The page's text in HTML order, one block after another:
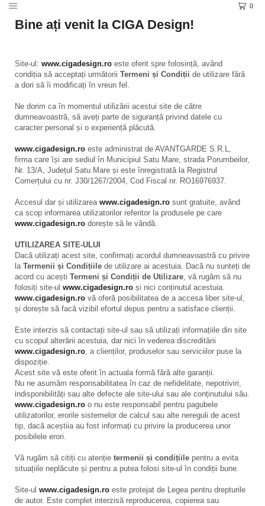
0
Bine ați venit la CIGA Design!
Site-ul: www.cigadesign.ro este oferit spre folosință, având
condiția să acceptați următorii Termeni și Condiții de utilizare fără
a dori să îi modificați în vreun fel.
Ne dorim ca în momentul utilizării acestui site de către
dumneavoastră, să aveți parte de siguranță privind datele cu
caracter personal și o experiență plăcută.
www.cigadesign.ro este administrat de AVANTGARDE S.R.L,
firma care își are sediul în Municipiul Satu Mare, strada Porumbeilor,
Nr. 13/A, Județul Satu Mare și este înregistrată la Registrul
Comerțului cu nr. J30/1267/2004, Cod Fiscal nr. RO16976937.
Accesul dar și utilizarea www.cigadesign.ro sunt gratuite, având
ca scop informarea utilizatorilor referitor la produsele pe care
www.cigadesign.ro dorește să le vândă.
UTILIZAREA SITE-ULUI
Dacă utilizați acest site, confirmați acordul dumneavoastră cu privire
la Termenii și Condițiile de utilizare ai acestuia. Dacă nu sunteți de
acord cu acești Termeni și Condiții de Utilizare, vă rugăm să nu
folosiți site-ul www.cigadesign.ro și nici conținutul acestuia.
www.cigadesign.ro vă oferă posibilitatea de a accesa liber site-ul,
și dorește să facă vizibil efortul depus pentru a satisface clienții.
Este interzis să contactați site-ul sau să utilizați informațiile din site
cu scopul alterării acestuia, dar nici în vederea discreditării
www.cigadesign.ro, a clienților, produselor sau serviciilor puse la
dispoziție.
Acest site vă este oferit în actuala formă fără alte garanții.
Nu ne asumăm responsabilitatea în caz de nefidelitate, nepotriviri,
indisponibilități sau alte defecte ale site-ului sau ale conținutului său.
www.cigadesign.ro o nu este responsabil pentru pagubele
utilizatorilor, erorile sistemelor de calcul sau alte nereguli de acest
tip, dacă aceștiia au fost informați cu privire la producerea unor
posibilele erori.
Vă rugăm să citiți cu atenție termenii și condițiile pentru a evita
situațiile neplăcute și pentru a putea folosi site-ul în condiții bune.
Site-ul www.cigadesign.ro este protejat de Legea pentru drepturile
de autor. Este complet interzisă reproducerea, copierea sau